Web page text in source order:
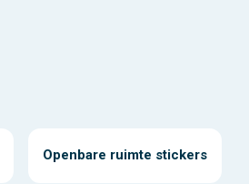
Openbare ruimte stickers